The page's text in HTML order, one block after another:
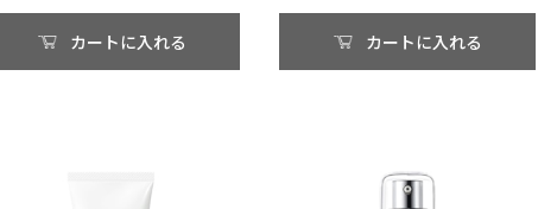
カートに入れる カートに入れる